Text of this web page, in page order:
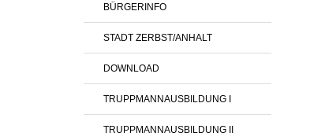
BÜRGERINFO
STADT ZERBST/ANHALT
DOWNLOAD
TRUPPMANNAUSBILDUNG I
TRUPPMANNAUSBILDUNG II